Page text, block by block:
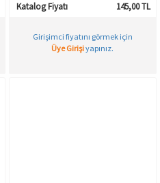
Katalog Fiyatı 145,00 TL
Girişimci fiyatını görmek için
Üye Girişiyapınız.